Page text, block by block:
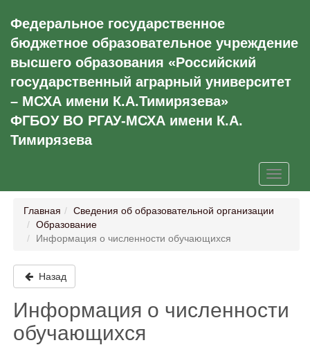
Федеральное государственное
бюджетное образовательное учреждение
высшего образования «Российский
государственный аграрный университет
– МСХА имени К.А.Тимирязева»
ФГБОУ ВО РГАУ-МСХА имени К.А.
Тимирязева
Главная
Сведения об образовательной организации
Образование
Информация о численности обучающихся
Назад
Информация о численности
обучающихся